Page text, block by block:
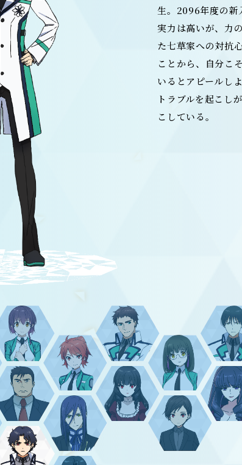
生。2096年度の新
実力は高いが、力
た七草家への対抗
ことから、自分こ
いるとアピールし
トラブルを起こし
こしている。